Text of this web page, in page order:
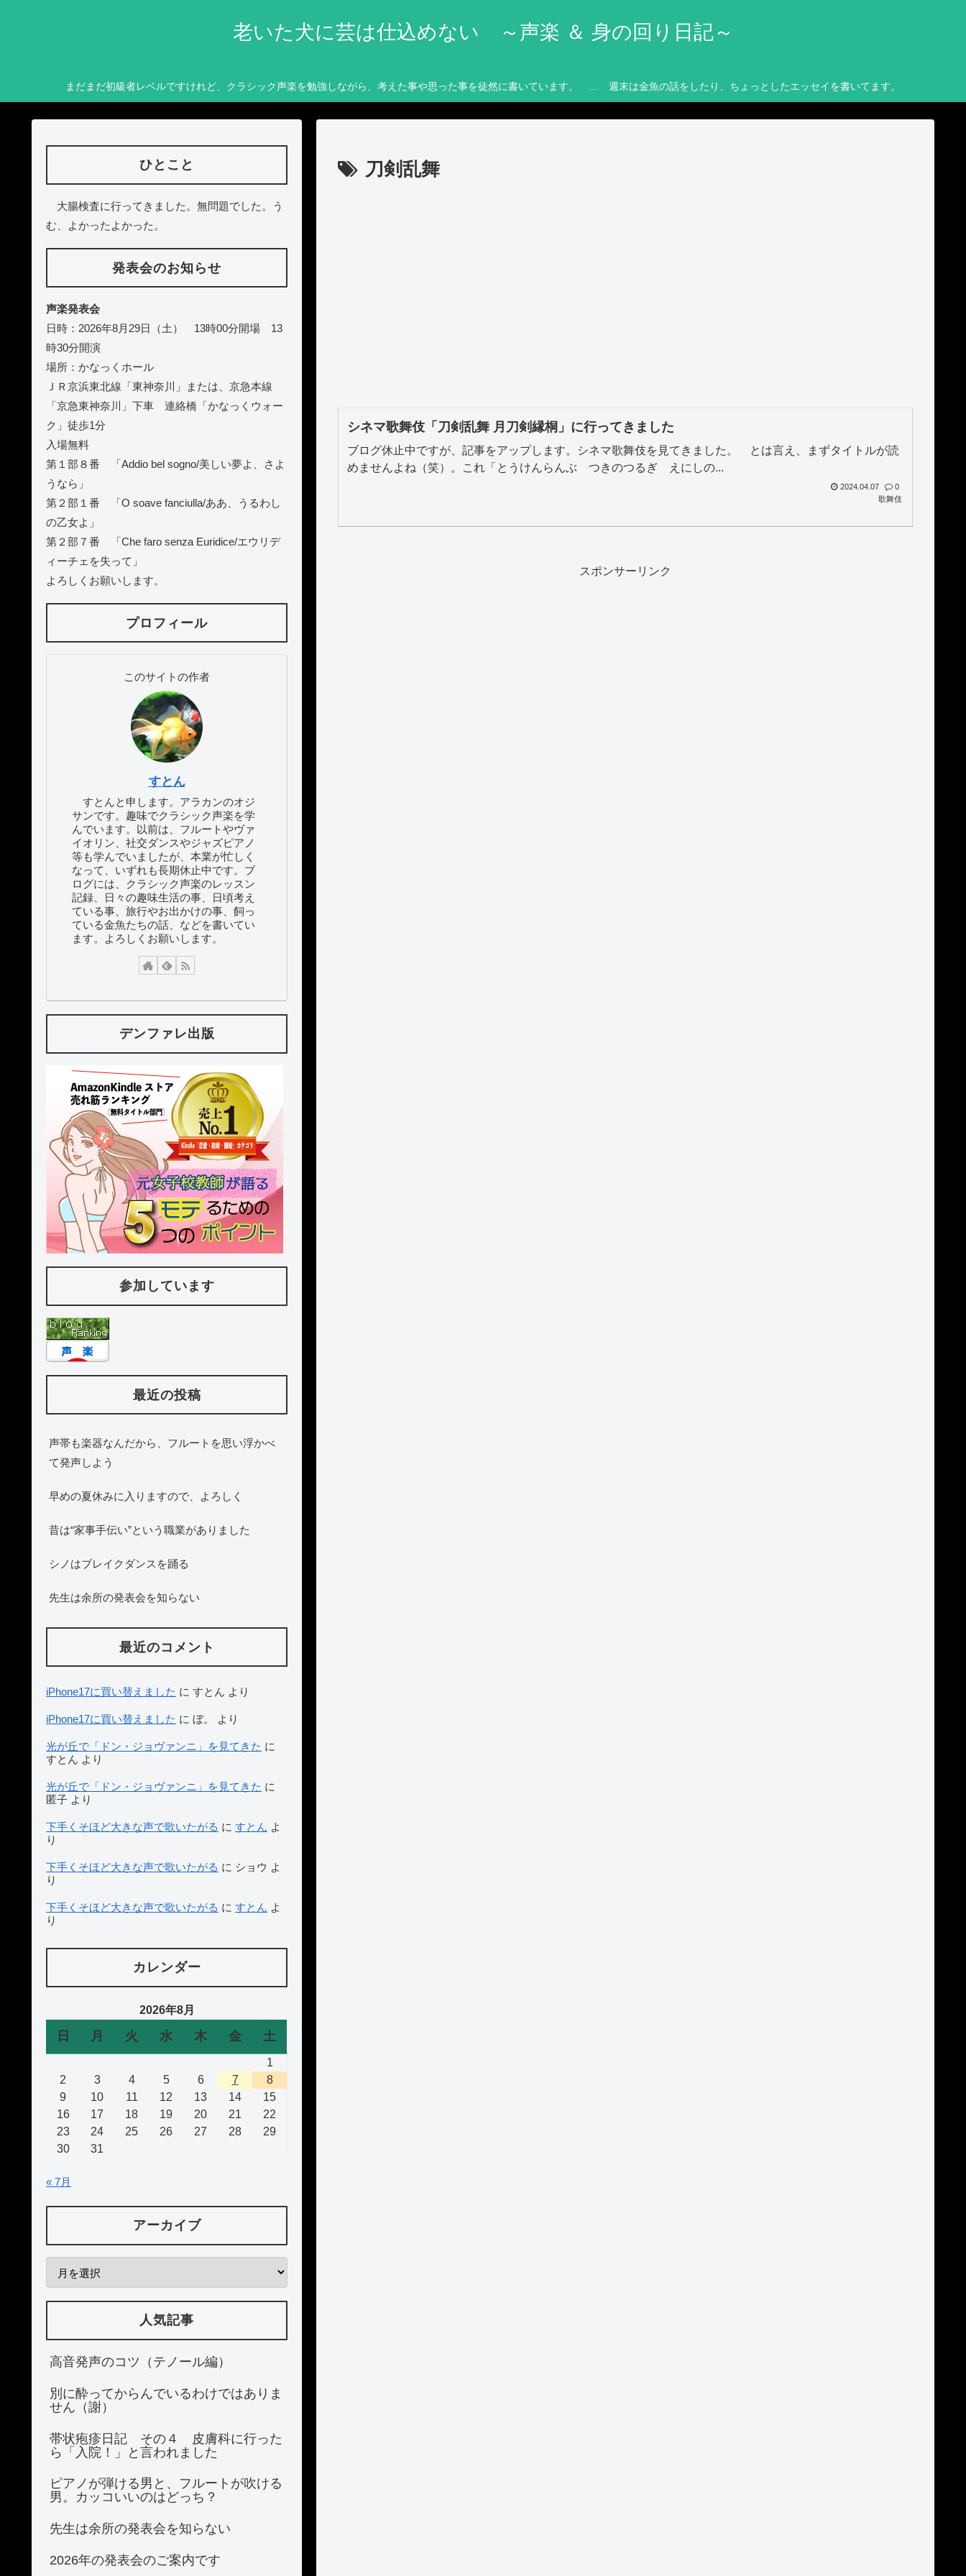
老いた犬に芸は仕込めない ～声楽 ＆ 身の回り日記～
まだまだ初級者レベルですけれど、クラシック声楽を勉強しながら、考えた事や思った事を徒然に書いています。 … 週末は金魚の話をしたり、ちょっとしたエッセイを書いてます。
刀剣乱舞
シネマ歌舞伎「刀剣乱舞 月刀剣縁桐」に行ってきました
ブログ休止中ですが、記事をアップします。シネマ歌舞伎を見てきました。 とは言え、まずタイトルが読
めませんよね（笑）。これ「とうけんらんぶ つきのつるぎ えにしの...
2024.04.07
0
歌舞伎
スポンサーリンク
ひとこと
大腸検査に行ってきました。無問題でした。う
む、よかったよかった。
発表会のお知らせ
声楽発表会
日時：2026年8月29日（土） 13時00分開場 13
時30分開演
場所：かなっくホール
ＪＲ京浜東北線「東神奈川」または、京急本線
「京急東神奈川」下車 連絡橋「かなっくウォー
ク」徒歩1分
入場無料
第１部８番 「Addio bel sogno/美しい夢よ、さよ
うなら」
第２部１番 「O soave fanciulla/ああ、うるわし
の乙女よ」
第２部７番 「Che faro senza Euridice/エウリデ
ィーチェを失って」
よろしくお願いします。
プロフィール
このサイトの作者
すとん
すとんと申します。アラカンのオジ
サンです。趣味でクラシック声楽を学
んでいます。以前は、フルートやヴァ
イオリン、社交ダンスやジャズピアノ
等も学んでいましたが、本業が忙しく
なって、いずれも長期休止中です。ブ
ログには、クラシック声楽のレッスン
記録、日々の趣味生活の事、日頃考え
ている事、旅行やお出かけの事、飼っ
ている金魚たちの話、などを書いてい
ます。よろしくお願いします。
デンファレ出版
参加しています
最近の投稿
声帯も楽器なんだから、フルートを思い浮かべ
て発声しよう
早めの夏休みに入りますので、よろしく
昔は“家事手伝い”という職業がありました
シノはブレイクダンスを踊る
先生は余所の発表会を知らない
最近のコメント
iPhone17に買い替えました に すとん より
iPhone17に買い替えました に ぼ。 より
光が丘で「ドン・ジョヴァンニ」を見てきた に
すとん より
光が丘で「ドン・ジョヴァンニ」を見てきた に
匿子 より
下手くそほど大きな声で歌いたがる に すとん よ
り
下手くそほど大きな声で歌いたがる に ショウ よ
り
下手くそほど大きな声で歌いたがる に すとん よ
り
カレンダー
2026年8月
日 月 火 水 木 金 土
1
2
3 4 5 6 7
8
9
10 11 12 13 14
15
16
17 18 19 20 21
22
23
24 25 26 27 28
29
30
31
« 7月
アーカイブ
人気記事
高音発声のコツ（テノール編）
別に酔ってからんでいるわけではありま
せん（謝）
帯状疱疹日記 その４ 皮膚科に行った
ら「入院！」と言われました
ピアノが弾ける男と、フルートが吹ける
男。カッコいいのはどっち？
先生は余所の発表会を知らない
2026年の発表会のご案内です